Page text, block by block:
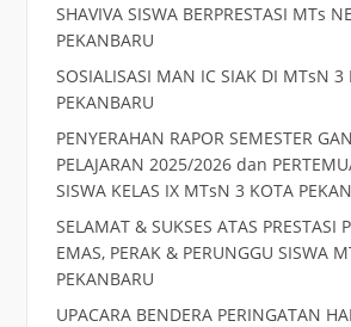
SHAVIVA SISWA BERPRESTASI MTs
PEKANBARU
SOSIALISASI MAN IC SIAK DI MTsN 3
PEKANBARU
PENYERAHAN RAPOR SEMESTER
PELAJARAN 2025/2026 dan
SISWA KELAS IX MTsN 3 KOTA
SELAMAT & SUKSES ATAS PRESTASI
EMAS, PERAK & PERUNGGU SISWA
PEKANBARU
UPACARA BENDERA PERINGATAN